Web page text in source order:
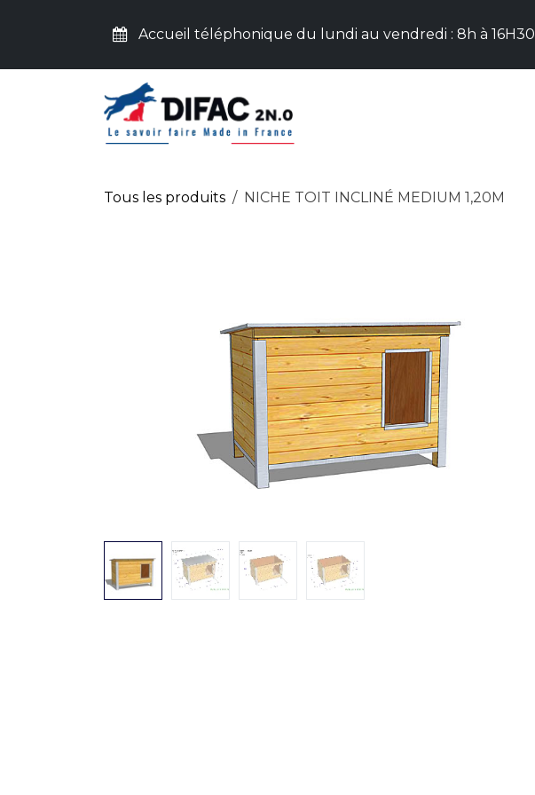
Accueil téléphonique du lundi au vendredi : 8h à 16H30
Tous les produits NICHE TOIT INCLINÉ MEDIUM 1,20M